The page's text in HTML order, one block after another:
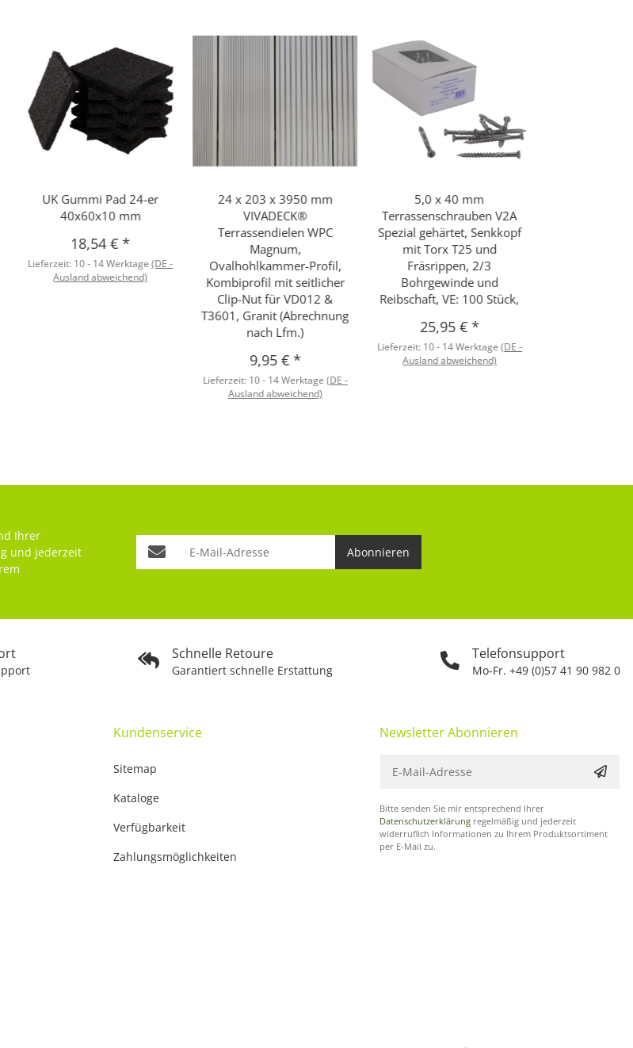
UK Gummi Pad 24-er
40x60x10 mm
18,54 € *
Lieferzeit: 10 - 14 Werktage(DE -
Ausland abweichend)
24 x 203 x 3950 mm
VIVADECK®
Terrassendielen WPC
Magnum,
Ovalhohlkammer-Profil,
Kombiprofil mit seitlicher
Clip-Nut für VD012 &
T3601, Granit (Abrechnung
nach Lfm.)
9,95 € *
Lieferzeit: 10 - 14 Werktage(DE -
Ausland abweichend)
5,0 x 40 mm
Terrassenschrauben V2A
Spezial gehärtet, Senkkopf
mit Torx T25 und
Fräsrippen, 2/3
Bohrgewinde und
Reibschaft, VE: 100 Stück,
25,95 € *
Lieferzeit: 10 - 14 Werktage(DE -
Ausland abweichend)
Schnelle Retoure
Garantiert schnelle Erstattung
Telefonsupport
Mo-Fr. +49 (0)57 41 90 982 0
Ihrer
und jederzeit
Abonnieren
Kundenservice
Sitemap
Kataloge
Verfügbarkeit
Zahlungsmöglichkeiten
Newsletter Abonnieren
Bitte senden Sie mir entsprechend Ihrer
Datenschutzerklärung regelmäßig und jederzeit
widerruflich Informationen zu Ihrem Produktsortiment
per E-Mail zu.